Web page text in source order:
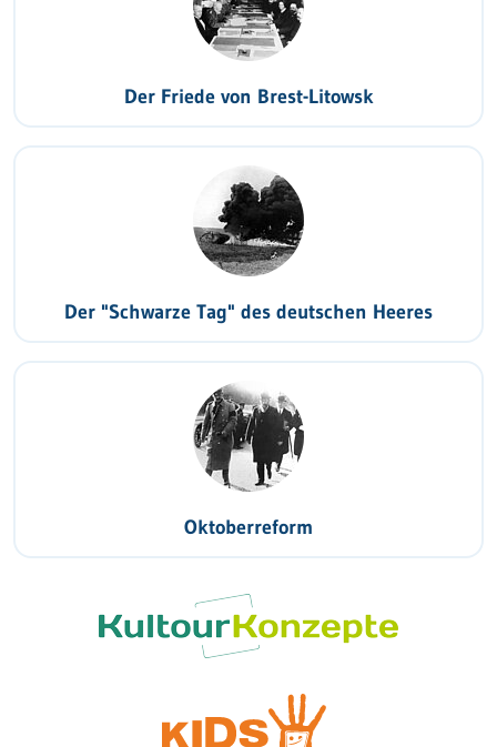
Der Friede von Brest-Litowsk
Der "Schwarze Tag" des deutschen Heeres
Oktoberreform